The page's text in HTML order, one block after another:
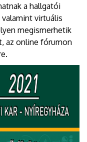
a hallgatói
virtuális
megismerhetik
az online fórumon